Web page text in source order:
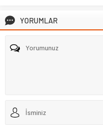
YORUMLAR